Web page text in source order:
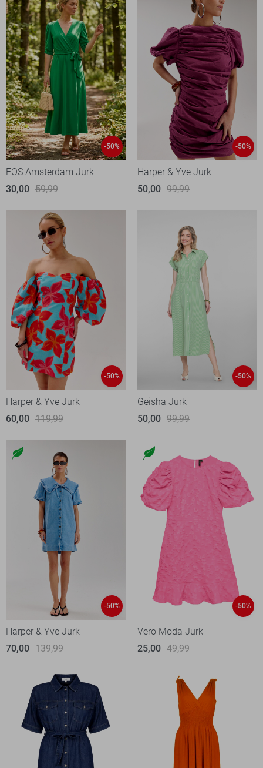
-50%
FOS Amsterdam Jurk
30,00 59,99
-50%
Harper & Yve Jurk
50,00 99,99
-50%
Harper & Yve Jurk
60,00 119,99
-50%
Geisha Jurk
50,00 99,99
-50%
Harper & Yve Jurk
70,00 139,99
-50%
Vero Moda Jurk
25,00 49,99